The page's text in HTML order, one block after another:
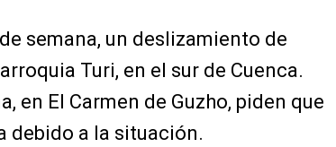
semana, un deslizamiento de
Turi, en el sur de Cuenca.
en El Carmen de Guzho, piden que
debido a la situación.